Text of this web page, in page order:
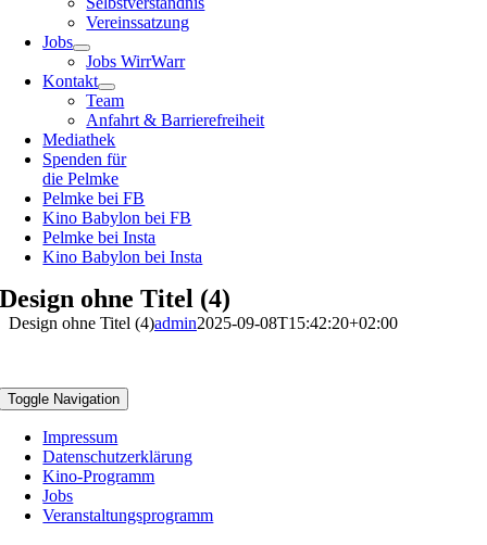
Vereinssatzung
Jobs
Jobs WirrWarr
Kontakt
Team
Anfahrt & Barrierefreiheit
Mediathek
Spenden für
die Pelmke
Pelmke bei FB
Kino Babylon bei FB
Pelmke bei Insta
Kino Babylon bei Insta
Design ohne Titel (4)
Design ohne Titel (4)admin2025-09-08T15:42:20+02:00
Toggle Navigation
Impressum
Datenschutzerklärung
Kino-Programm
Jobs
Veranstaltungsprogramm